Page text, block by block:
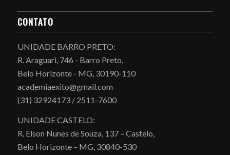
CONTATO
UNIDADE BARRO PRETO:
R. Araguari, 746 - Barro Preto,
Belo Horizonte - MG, 30190-110
academiaexito@gmail.com
(31) 32924173 / 2511-7600
UNIDADE CASTELO:
R. Elson Nunes de Souza, 137 – Castelo,
Belo Horizonte – MG, 30840-530